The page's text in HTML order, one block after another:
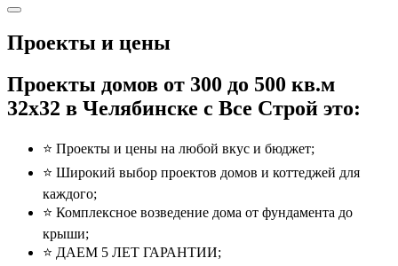
Проекты и цены
Проекты домов от 300 до 500 кв.м
32x32 в Челябинске с Все Строй это:
⭐️ Проекты и цены на любой вкус и бюджет;
⭐️ Широкий выбор проектов домов и коттеджей для
каждого;
⭐️ Комплексное возведение дома от фундамента до
крыши;
⭐️ ДАЕМ 5 ЛЕТ ГАРАНТИИ;